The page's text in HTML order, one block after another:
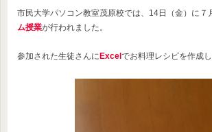
市民大学パソコン教室茂原校では、14日（金）に７
ム授業が行われました。
参加された生徒さんに Excel でお料理レシピを作成